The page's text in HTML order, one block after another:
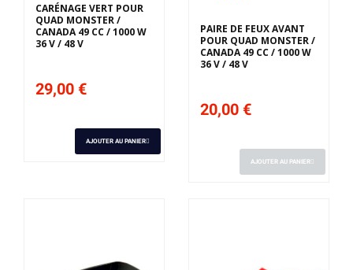
CARÉNAGE VERT POUR
QUAD MONSTER /
CANADA 49 CC / 1000 W
36 V / 48 V
29,00 €
AJOUTER AU PANIER
PAIRE DE FEUX AVANT
POUR QUAD MONSTER /
CANADA 49 CC / 1000 W
36 V / 48 V
20,00 €
AJOUTER AU PANIER